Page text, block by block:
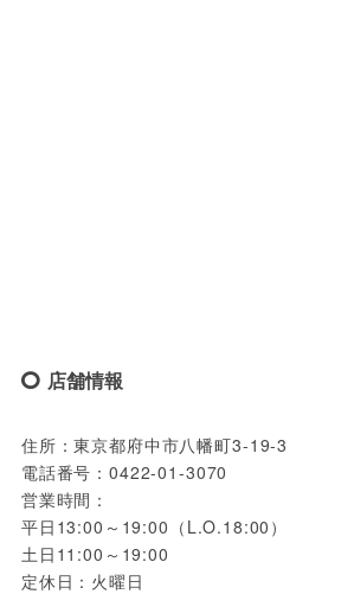
店舗情報
住所：東京都府中市八幡町3-19-3
電話番号：0422-01-3070
営業時間：
平日13:00～19:00（L.O.18:00）
土日11:00～19:00
定休日：火曜日